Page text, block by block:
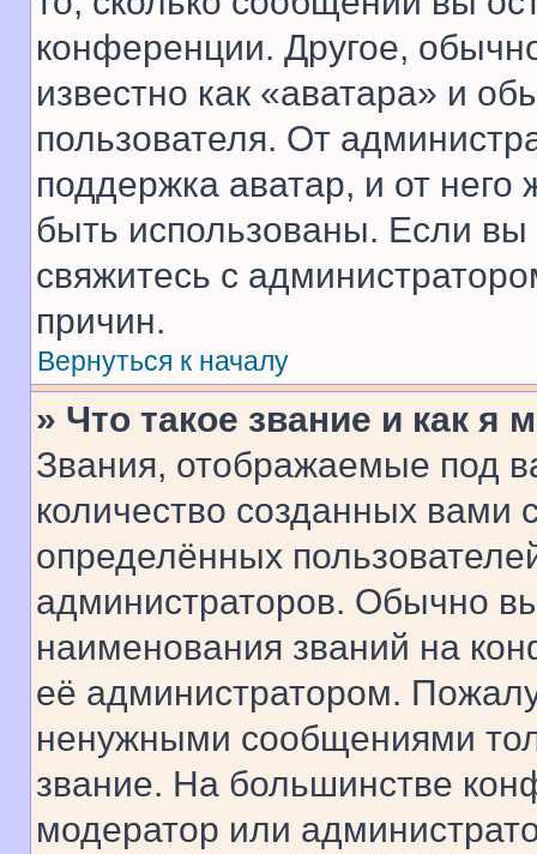
конференции. Другое,
известно как «аватара» и
пользователя. От
поддержка аватар, и от него
быть использованы. Если
свяжитесь с
причин.
Вернуться к началу
» Что такое звание и как я
Звания, отображаемые под
количество созданных
определённых
администраторов. Обычно
наименования званий на
её администратором.
ненужными сообщениями
звание. На большинстве
модератор или